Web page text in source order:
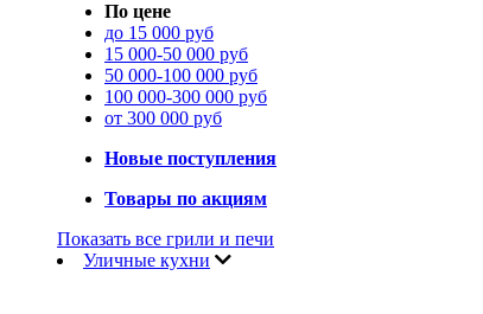
По цене
до 15 000 руб
15 000-50 000 руб
50 000-100 000 руб
100 000-300 000 руб
от 300 000 руб
Новые поступления
Товары по акциям
Показать все грили и печи
Уличные кухни